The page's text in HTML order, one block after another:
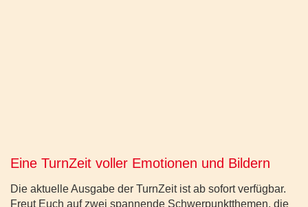
Eine TurnZeit voller Emotionen und Bildern
Die aktuelle Ausgabe der TurnZeit ist ab sofort verfügbar.
Freut Euch auf zwei spannende Schwerpunktthemen, die